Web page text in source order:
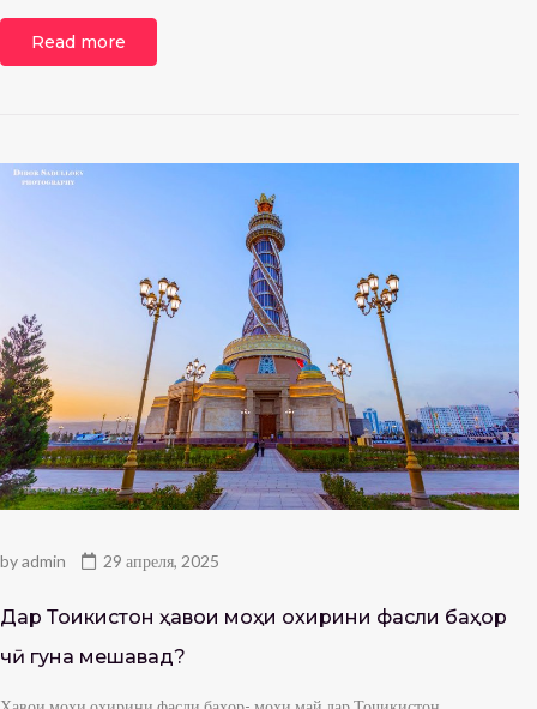
Read more
byadmin 29 апреля, 2025
Дар Тоҷикистон ҳавои моҳи охирини фасли баҳор
чӣ гуна мешавад?